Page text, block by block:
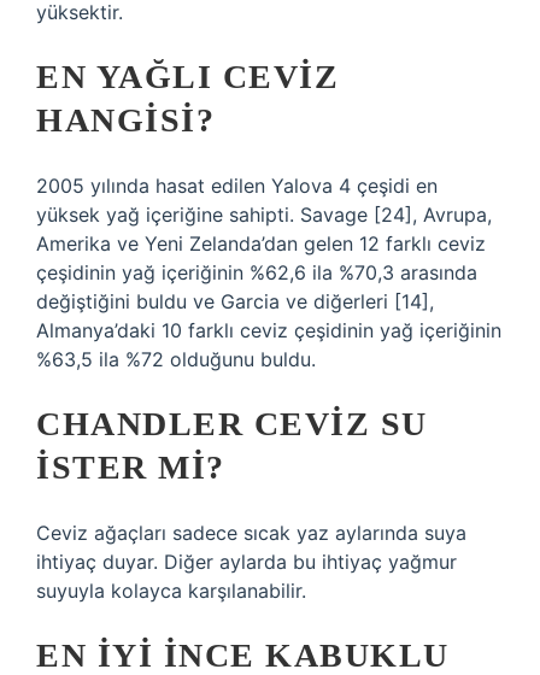
yüksektir.
EN YAĞLI CEVIZ
HANGISI?
2005 yılında hasat edilen Yalova 4 çeşidi en
yüksek yağ içeriğine sahipti. Savage [24], Avrupa,
Amerika ve Yeni Zelanda’dan gelen 12 farklı ceviz
çeşidinin yağ içeriğinin %62,6 ila %70,3 arasında
değiştiğini buldu ve Garcia ve diğerleri [14],
Almanya’daki 10 farklı ceviz çeşidinin yağ içeriğinin
%63,5 ila %72 olduğunu buldu.
CHANDLER CEVIZ SU
ISTER MI?
Ceviz ağaçları sadece sıcak yaz aylarında suya
ihtiyaç duyar. Diğer aylarda bu ihtiyaç yağmur
suyuyla kolayca karşılanabilir.
EN IYI INCE KABUKLU